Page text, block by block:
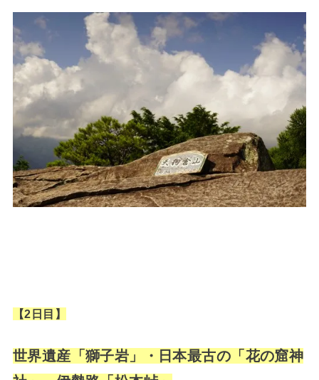
【2日目】
世界遺産「獅子岩」・ 日本最古の「花の窟神